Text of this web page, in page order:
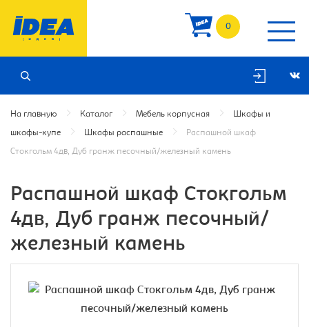
0
На главную Каталог Мебель корпусная Шкафы и
шкафы-купе Шкафы распашные Распашной шкаф
Стокгольм 4дв, Дуб гранж песочный/железный камень
Распашной шкаф Стокгольм
4дв, Дуб гранж песочный/
железный камень